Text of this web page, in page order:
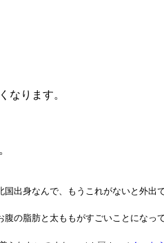
なります。
出身なんで、もうこれがないと外
脂肪と太ももがすごいことになっ